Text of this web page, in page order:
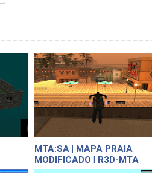
MTA:SA | MAPA PRAIA
MODIFICADO | R3D-MTA